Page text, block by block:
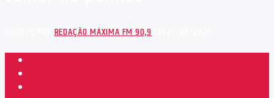
ESCRITO PORREDAÇÃO MÁXIMA FM 90,9EM 21/05/2021